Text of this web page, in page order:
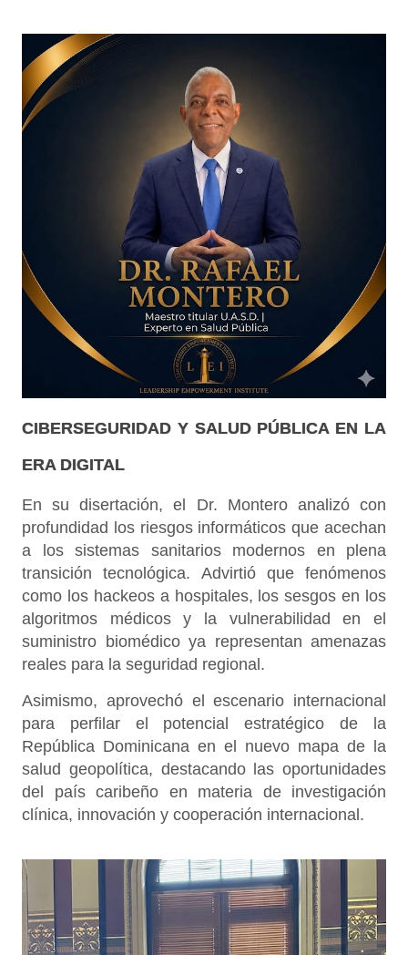
CIBERSEGURIDAD Y SALUD PÚBLICA EN LA
ERA DIGITAL
En su disertación, el Dr. Montero analizó con
profundidad los riesgos informáticos que acechan
a los sistemas sanitarios modernos en plena
transición tecnológica. Advirtió que fenómenos
como los hackeos a hospitales, los sesgos en los
algoritmos médicos y la vulnerabilidad en el
suministro biomédico ya representan amenazas
reales para la seguridad regional.
Asimismo, aprovechó el escenario internacional
para perfilar el potencial estratégico de la
República Dominicana en el nuevo mapa de la
salud geopolítica, destacando las oportunidades
del país caribeño en materia de investigación
clínica, innovación y cooperación internacional.